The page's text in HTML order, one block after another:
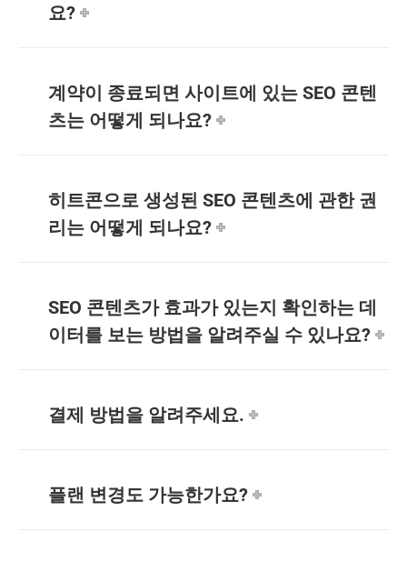
요?
계약이 종료되면 사이트에 있는 SEO 콘텐
츠는 어떻게 되나요?
히트콘으로 생성된 SEO 콘텐츠에 관한 권
리는 어떻게 되나요?
SEO 콘텐츠가 효과가 있는지 확인하는 데
이터를 보는 방법을 알려주실 수 있나요?
결제 방법을 알려주세요.
플랜 변경도 가능한가요?